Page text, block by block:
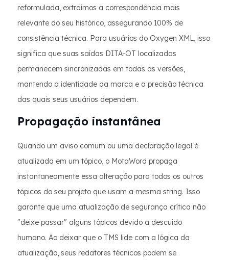
reformulada, extraímos a correspondência mais
relevante do seu histórico, assegurando 100% de
consistência técnica. Para usuários do Oxygen XML, isso
significa que suas saídas DITA-OT localizadas
permanecem sincronizadas em todas as versões,
mantendo a identidade da marca e a precisão técnica
das quais seus usuários dependem.
Propagação instantânea
Quando um aviso comum ou uma declaração legal é
atualizada em um tópico, o MotaWord propaga
instantaneamente essa alteração para todos os outros
tópicos do seu projeto que usam a mesma string. Isso
garante que uma atualização de segurança crítica não
"deixe passar" alguns tópicos devido a descuido
humano. Ao deixar que o TMS lide com a lógica da
atualização, seus redatores técnicos podem se